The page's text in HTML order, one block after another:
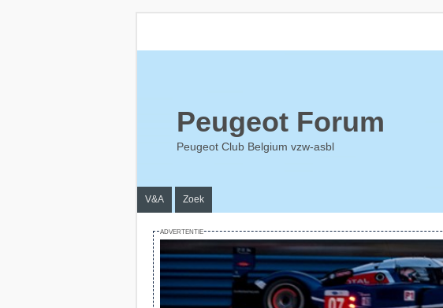
Peugeot Forum
Peugeot Club Belgium vzw-asbl
V&A Zoek
ADVERTENTIE